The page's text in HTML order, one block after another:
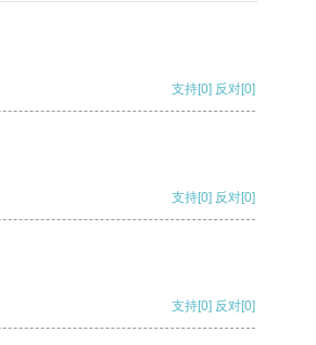
支持[0] 反对[0]
支持[0] 反对[0]
支持[0] 反对[0]